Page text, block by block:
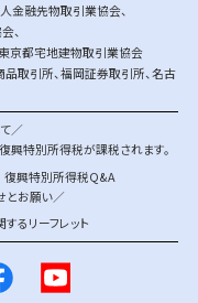
金融先物取引業協会、
会、
京都宅地建物取引業協会
品取引所、福岡証券取引所、名古
／
興特別所得税が課税されます。
復興特別所得税Q&A
とお願い／
るリーフレット